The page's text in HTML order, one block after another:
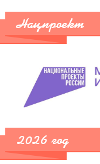
Нацпроект
2026 год